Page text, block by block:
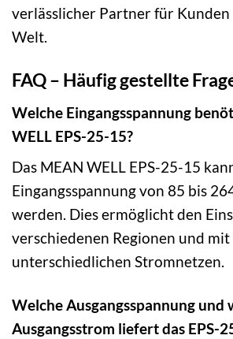
verlässlicher Partner für Kunden
Welt.
FAQ – Häufig gestellte
Welche Eingangsspannung
WELL EPS-25-15?
Das MEAN WELL EPS-25-15
Eingangsspannung von 85 bis
werden. Dies ermöglicht den
verschiedenen Regionen und mit
unterschiedlichen Stromnetzen.
Welche Ausgangsspannung und
Ausgangsstrom liefert das EPS-